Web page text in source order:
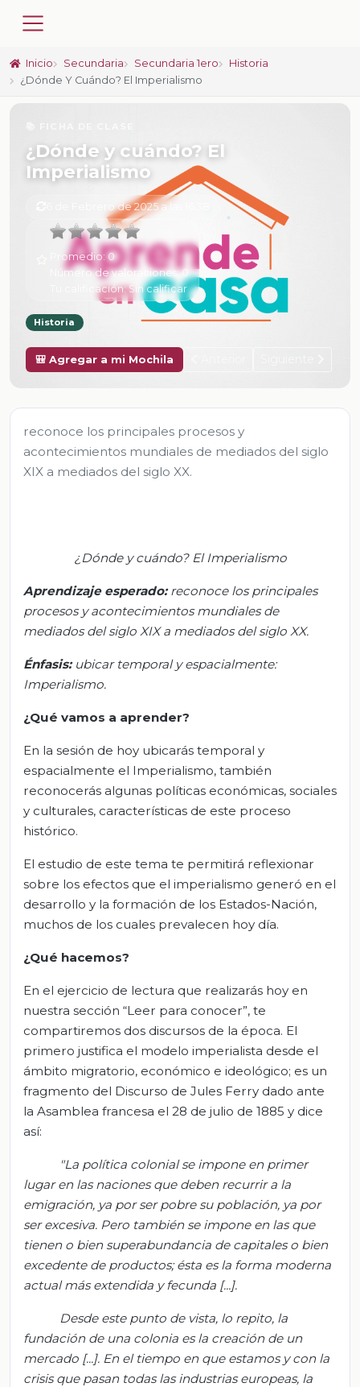
Inicio Secundaria Secundaria 1ero
Historia
¿Dónde Y Cuándo? El Imperialismo
¿Dónde y cuándo? El
Imperialismo
6 de Febrero de 2025 a las 16:38
Promedio: 0
Número de valoraciones:0
Tu calificación:Sin calificar
Historia
🎒 Agregar a mi Mochila
reconoce los principales procesos y
acontecimientos mundiales de mediados del siglo
XIX a mediados del siglo XX.
¿Dónde y cuándo? El Imperialismo
Aprendizaje esperado:reconoce losprincipales
procesos y acontecimientos mundiales de
mediados del siglo XIX a mediados del siglo XX.
Énfasis:ubicar temporal y espacialmente:
Imperialismo.
¿Qué vamos a aprender?
En la sesión de hoy ubicarás temporal y
espacialmente el Imperialismo, también
reconocerás algunas políticas económicas, sociales
y culturales, características de este proceso
histórico.
El estudio de este tema te permitirá reflexionar
sobre los efectos que el imperialismo generó en el
desarrollo y la formación de los Estados-Nación,
muchos de los cuales prevalecen hoy día.
¿Qué hacemos?
En el ejercicio de lectura que realizarás hoy en
nuestra sección “Leer para conocer”, te
compartiremos dos discursos de la época. El
primero justifica el modelo imperialista desde el
ámbito migratorio, económico e ideológico; es un
fragmento del Discurso de Jules Ferry dado ante
la Asamblea francesa el 28 de julio de 1885 y dice
así:
"La política colonial se impone en primer
lugar en las naciones que deben recurrir a la
emigración, ya por ser pobre su población, ya por
ser excesiva. Pero también se impone en las que
tienen o bien superabundancia de capitales o bien
excedente de productos; ésta es la forma moderna
actual más extendida y fecunda [...].
Desde este punto de vista, lo repito, la
fundación de una colonia es la creación de un
mercado [...]. En el tiempo en que estamos y con la
crisis que pasan todas las industrias europeas, la